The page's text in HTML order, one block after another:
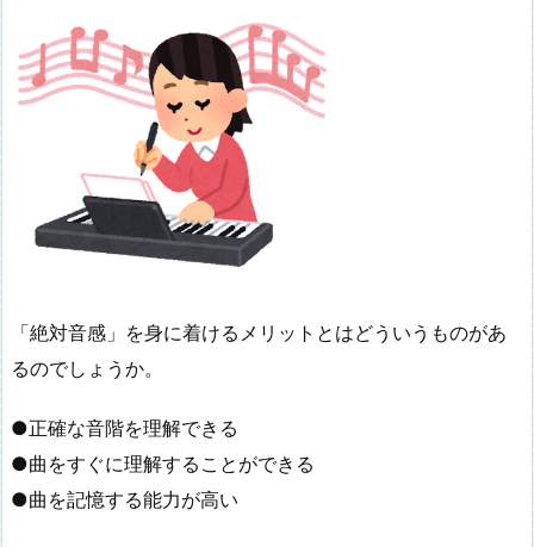
「絶対音感」を身に着けるメリットとはどういうものがあ
るのでしょうか。
●正確な音階を理解できる
●曲をすぐに理解することができる
●曲を記憶する能力が高い